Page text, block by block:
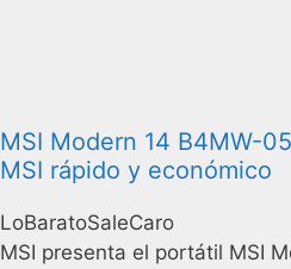
MSI Modern 14 B4MW-
MSI rápido y económico
LoBaratoSaleCaro
MSI presenta el portátil MSI